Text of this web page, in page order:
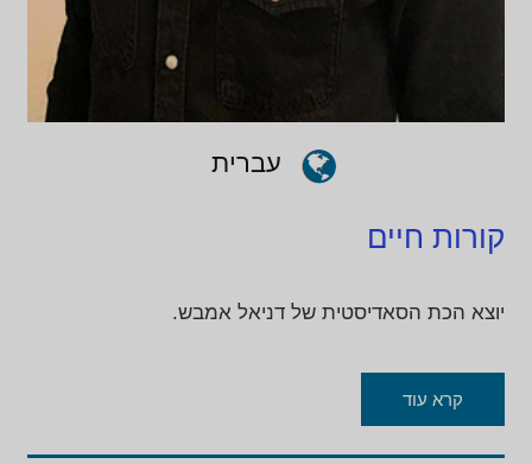
עברית
קורות חיים
יוצא הכת הסאדיסטית של דניאל אמבש.
קרא עוד